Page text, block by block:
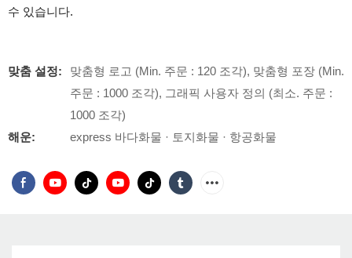
수 있습니다.
맞춤 설정:
맞춤형 로고 (Min. 주문 : 120 조각), 맞춤형 포장 (Min.
주문 : 1000 조각), 그래픽 사용자 정의 (최소. 주문 :
1000 조각)
해운:
express 바다화물 · 토지화물 · 항공화물